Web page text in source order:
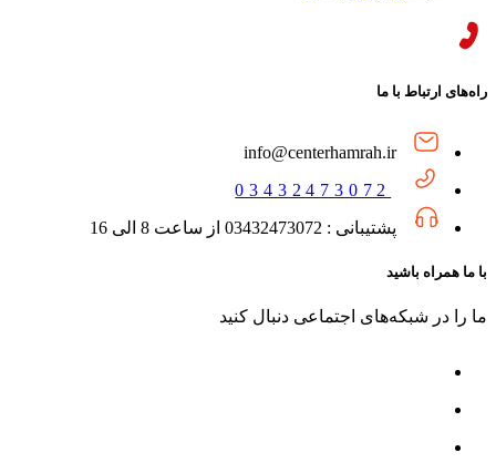
راه‌های ارتباط با ما
info@centerhamrah.ir
03432473072
پشتیبانی : 03432473072 از ساعت 8 الی 16
با ما همراه باشید
ما را در شبکه‌های اجتماعی دنبال کنید